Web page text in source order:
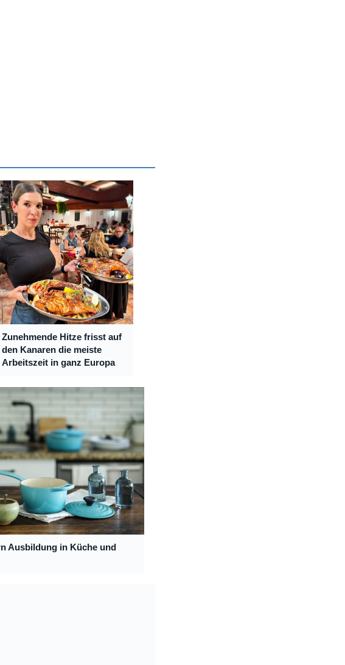
Zunehmende Hitze frisst auf
den Kanaren die meiste
Arbeitszeit in ganz Europa
Ausbildung in Küche und